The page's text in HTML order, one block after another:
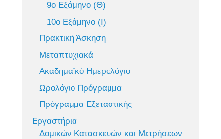
9ο Εξάμηνο (Θ)
10ο Εξάμηνο (Ι)
Πρακτική Άσκηση
Μεταπτυχιακά
Ακαδημαϊκό Ημερολόγιο
Ωρολόγιο Πρόγραμμα
Πρόγραμμα Εξεταστικής
Εργαστήρια
Δομικών Κατασκευών και Μετρήσεων